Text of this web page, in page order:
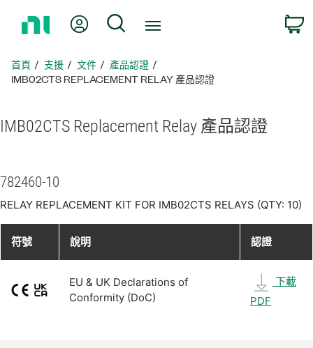
頁
我的帳號 搜尋
首頁 支援 文件
產品認證
IMB02CTS REPLACEMENT RELAY 產品認證
IMB02CTS Replacement Relay 產品認證
782460-10
RELAY REPLACEMENT KIT FOR IMB02CTS RELAYS (QTY: 10)
符號 說明 認證
EU & UK Declarations of
Conformity (DoC)
下載
PDF